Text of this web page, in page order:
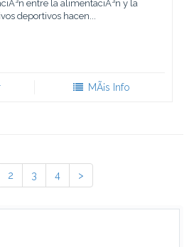
entre la alimentaciÃ³n y la
deportivos hacen...
MÃ¡s Info
2 3 4 >